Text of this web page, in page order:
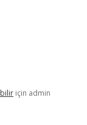
için admin